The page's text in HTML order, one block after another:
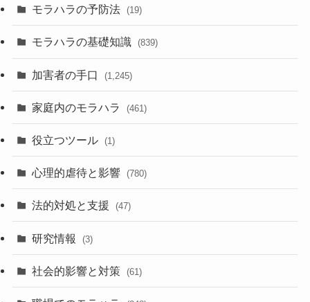
モラハラの予防法 (19)
モラハラの基礎知識 (839)
加害者の手口 (1,245)
家庭内のモラハラ (461)
役立つツール (1)
心理的虐待と影響 (780)
法的対処と支援 (47)
研究情報 (3)
社会的影響と対策 (61)